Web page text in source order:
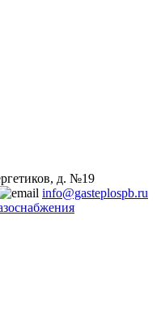
д. №19
info@gasteplospb.ru